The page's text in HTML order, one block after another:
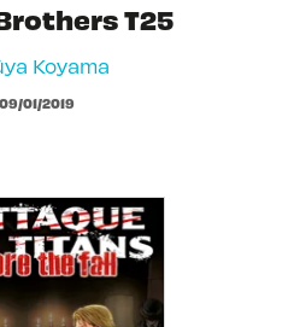
T25
Koyama
09/01/2019